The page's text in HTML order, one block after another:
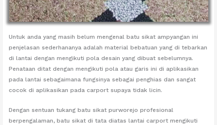
Untuk anda yang masih belum mengenal batu sikat ampyangan ini
penjelasan sederhananya adalah material bebatuan yang di tebarkan
di lantai dengan mengikuti pola desain yang dibuat sebelumnya.
Penataan ditat dengan mengikuti pola atau garis ini di aplikasikan
pada lantai sebagaimana fungsinya sebagai penghias dan sangat
cocok di aplikasikan pada carport supaya tidak licin.
Dengan sentuan tukang batu sikat purworejo profesional
berpengalaman, batu sikat di tata diatas lantai carport mengikuti